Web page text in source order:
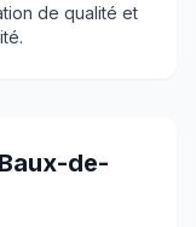
de qualité et
Baux-de-